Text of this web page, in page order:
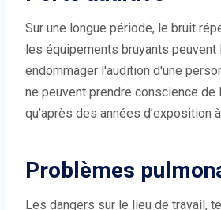
Sur une longue période, le bruit
les équipements bruyants peuvent
endommager l'audition d'une
ne peuvent prendre conscience de
qu’après des années d’exposition
Problèmes
Les dangers sur le lieu de travail,